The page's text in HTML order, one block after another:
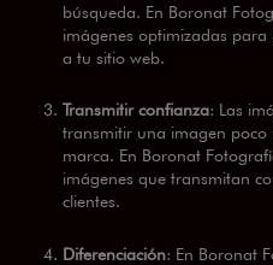
búsqueda. En Boronat
imágenes optimizadas para
a tu sitio web.
Transmitir confianza: Las
transmitir una imagen poco
marca. En Boronat
imágenes que transmitan
clientes.
Diferenciación: En Boronat